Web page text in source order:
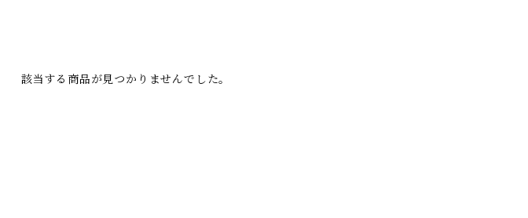
該当する商品が見つかりませんでした。